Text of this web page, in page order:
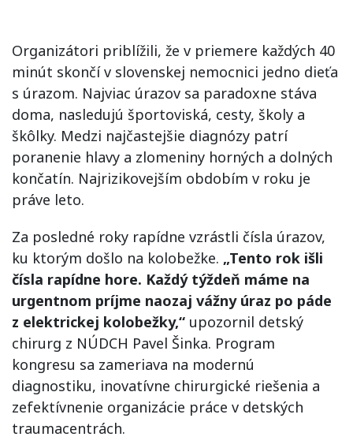
Organizátori priblížili, že v priemere každých 40
minút skončí v slovenskej nemocnici jedno dieťa
s úrazom. Najviac úrazov sa paradoxne stáva
doma, nasledujú športoviská, cesty, školy a
škôlky. Medzi najčastejšie diagnózy patrí
poranenie hlavy a zlomeniny horných a dolných
končatín. Najrizikovejším obdobím v roku je
práve leto.
Za posledné roky rapídne vzrástli čísla úrazov,
ku ktorým došlo na kolobežke. „Tento rok išli
čísla rapídne hore. Každý týždeň máme na
urgentnom príjme naozaj vážny úraz po páde
z elektrickej kolobežky,“ upozornil detský
chirurg z NÚDCH Pavel Šinka. Program
kongresu sa zameriava na modernú
diagnostiku, inovatívne chirurgické riešenia a
zefektívnenie organizácie práce v detských
traumacentrách.